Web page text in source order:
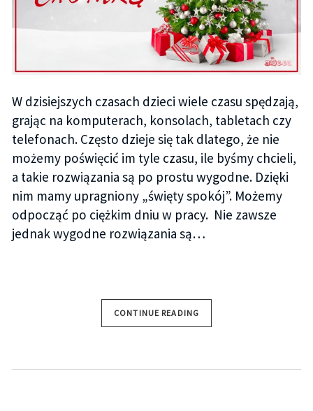
W dzisiejszych czasach dzieci wiele czasu spędzają,
grając na komputerach, konsolach, tabletach czy
telefonach. Często dzieje się tak dlatego, że nie
możemy poświęcić im tyle czasu, ile byśmy chcieli,
a takie rozwiązania są po prostu wygodne. Dzięki
nim mamy upragniony „święty spokój”. Możemy
odpocząć po ciężkim dniu w pracy. Nie zawsze
jednak wygodne rozwiązania są…
CONTINUE READING